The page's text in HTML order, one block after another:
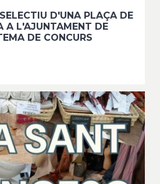
D'UNA PLAÇA DE
A L'AJUNTAMENT DE
DE CONCURS